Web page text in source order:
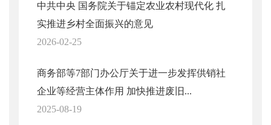
中共中央 国务院关于锚定农业农村现代化 扎
实推进乡村全面振兴的意见
2026-02-25
商务部等7部门办公厅关于进一步发挥供销社
企业等经营主体作用 加快推进废旧...
2025-08-19